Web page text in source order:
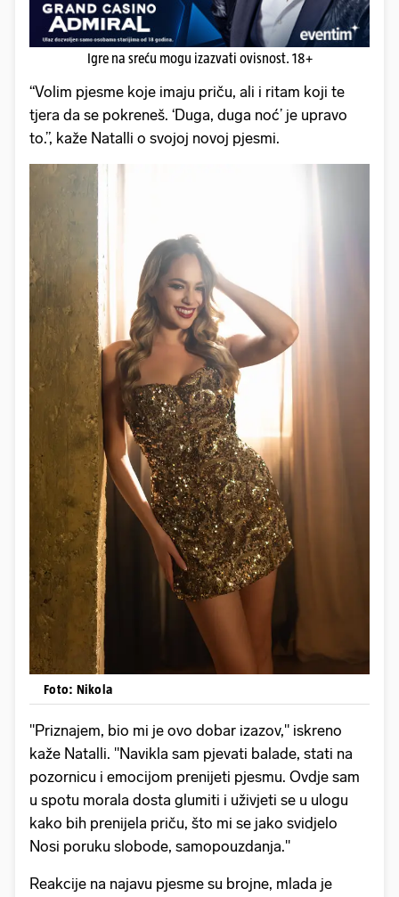
Igre na sreću mogu izazvati ovisnost. 18+
“Volim pjesme koje imaju priču, ali i ritam koji te
tjera da se pokreneš. ‘Duga, duga noć’ je upravo
to.”, kaže Natalli o svojoj novoj pjesmi.
Foto: Nikola
"Priznajem, bio mi je ovo dobar izazov," iskreno
kaže Natalli. "Navikla sam pjevati balade, stati na
pozornicu i emocijom prenijeti pjesmu. Ovdje sam
u spotu morala dosta glumiti i uživjeti se u ulogu
kako bih prenijela priču, što mi se jako svidjelo
Nosi poruku slobode, samopouzdanja."
Reakcije na najavu pjesme su brojne, mlada je